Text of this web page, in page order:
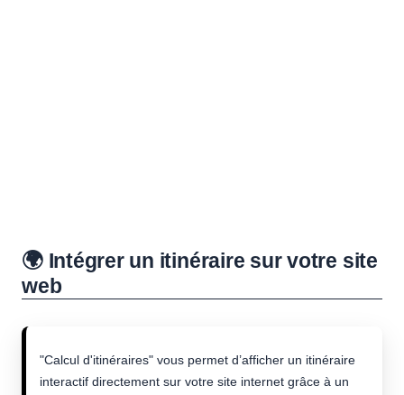
🌍 Intégrer un itinéraire sur votre site
web
"Calcul d'itinéraires" vous permet d’afficher un itinéraire
interactif directement sur votre site internet grâce à un